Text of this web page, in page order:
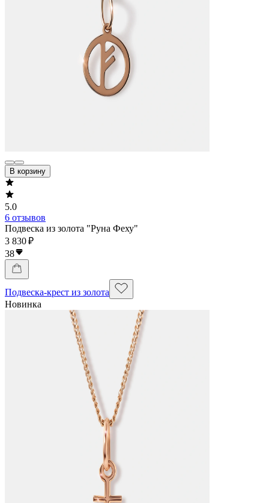
В корзину
5.0
6 отзывов
Подвеска из золота "Руна Феху"
3 830 ₽
38
Подвеска-крест из золота
Новинка